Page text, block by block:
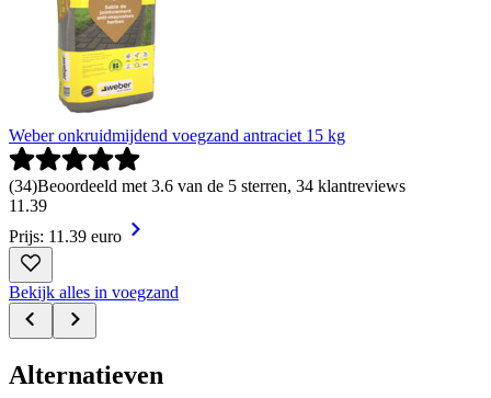
Weber onkruidmijdend voegzand antraciet 15 kg
(34)Beoordeeld met 3.6 van de 5 sterren, 34 klantreviews
11 .39
Prijs: 11.39 euro
Bekijk alles in voegzand
Alternatieven